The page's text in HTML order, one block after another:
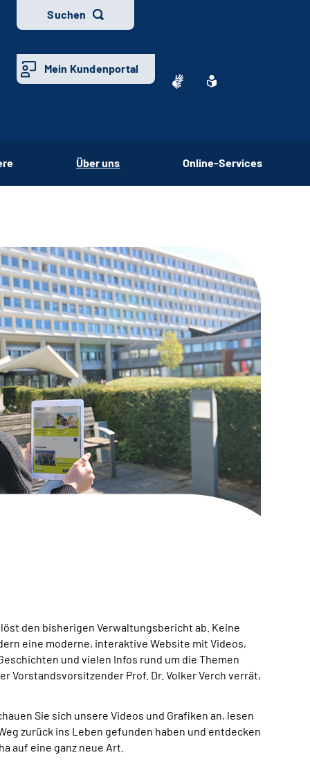
Suchen
Mein Kundenportal
Über uns Online-Services
den bisherigen Verwaltungsbericht ab. Keine
eine moderne, interaktive Website mit Videos,
und vielen Infos rund um die Themen
Vorstandsvorsitzender Prof. Dr. Volker Verch verrät,
Sie sich unsere Videos und Grafiken an, lesen
zurück ins Leben gefunden haben und entdecken
auf eine ganz neue Art.